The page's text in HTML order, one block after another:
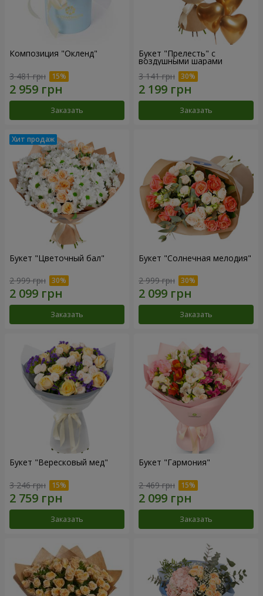
Композиция "Окленд"
3 481 грн
Заказать
Букет "Прелесть" с
воздушными шарами
3 141 грн
Заказать
Букет "Цветочный бал"
2 999 грн
Заказать
Букет "Солнечная мелодия"
2 999 грн
Заказать
Букет "Вересковый мед"
3 246 грн
Заказать
Букет "Гармония"
2 469 грн
Заказать